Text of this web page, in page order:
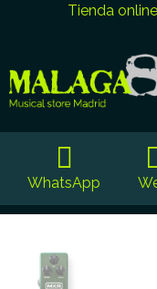
Tienda online
WhatsApp